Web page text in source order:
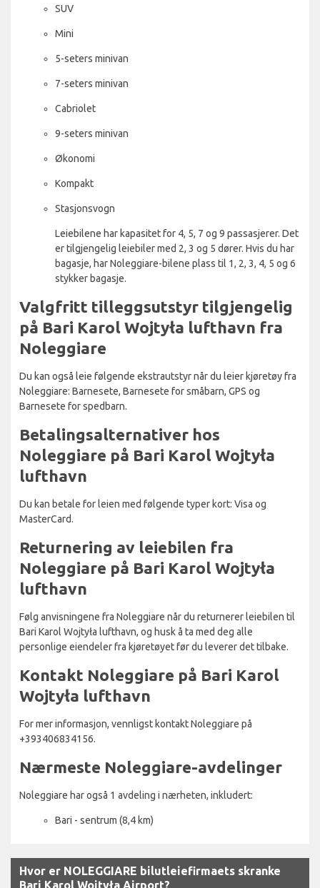
SUV
Mini
5-seters minivan
7-seters minivan
Cabriolet
9-seters minivan
Økonomi
Kompakt
Stasjonsvogn
Leiebilene har kapasitet for 4, 5, 7 og 9 passasjerer. Det
er tilgjengelig leiebiler med 2, 3 og 5 dører. Hvis du har
bagasje, har Noleggiare-bilene plass til 1, 2, 3, 4, 5 og 6
stykker bagasje.
Valgfritt tilleggsutstyr tilgjengelig
på Bari Karol Wojtyła lufthavn fra
Noleggiare
Du kan også leie følgende ekstrautstyr når du leier kjøretøy fra
Noleggiare: Barnesete, Barnesete for småbarn, GPS og
Barnesete for spedbarn.
Betalingsalternativer hos
Noleggiare på Bari Karol Wojtyła
lufthavn
Du kan betale for leien med følgende typer kort: Visa og
MasterCard.
Returnering av leiebilen fra
Noleggiare på Bari Karol Wojtyła
lufthavn
Følg anvisningene fra Noleggiare når du returnerer leiebilen til
Bari Karol Wojtyła lufthavn, og husk å ta med deg alle
personlige eiendeler fra kjøretøyet før du leverer det tilbake.
Kontakt Noleggiare på Bari Karol
Wojtyła lufthavn
For mer informasjon, vennligst kontakt Noleggiare på
+393406834156.
Nærmeste Noleggiare-avdelinger
Noleggiare har også 1 avdeling i nærheten, inkludert:
Bari - sentrum (8,4 km)
Hvor er NOLEGGIARE bilutleiefirmaets skranke
Bari Karol Wojtyła Airport?